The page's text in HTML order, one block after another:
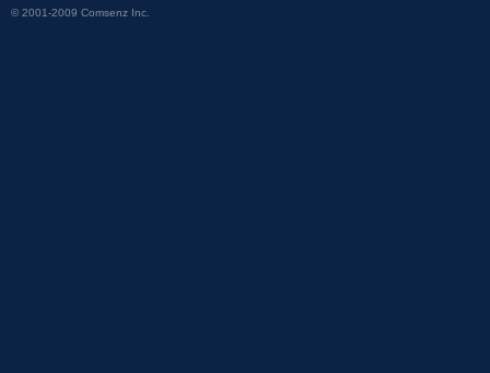
© 2001-2009 Comsenz Inc.